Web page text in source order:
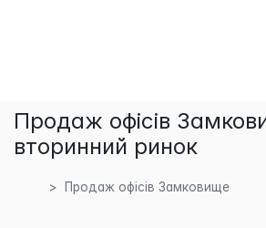
Продаж офісів
вторинний ринок
Продаж офісів Замковище